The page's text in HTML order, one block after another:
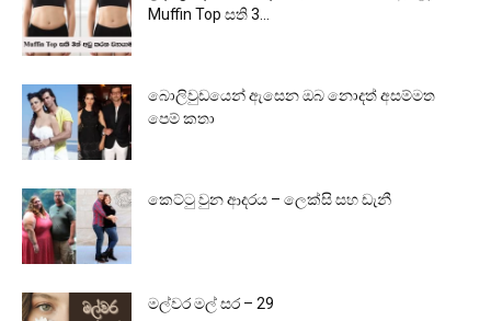
Muffin Top සති 3...
බොලිවුඩයෙන් ඇසෙන ඔබ නොදත් අසම්මත
පෙම් කතා
කෙට්ටු වුන ආදරය – ලෙක්සි සහ ඩැනී
මල්වර මල් සර – 29